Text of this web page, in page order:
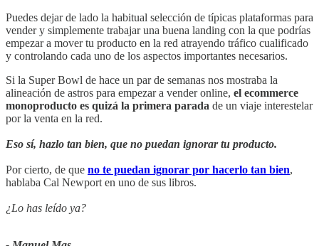
Puedes dejar de lado la habitual selección de típicas plataformas para
vender y simplemente trabajar una buena landing con la que podrías
empezar a mover tu producto en la red atrayendo tráfico cualificado
y controlando cada uno de los aspectos importantes necesarios.
Si la Super Bowl de hace un par de semanas nos mostraba la
alineación de astros para empezar a vender online, el ecommerce
monoproducto es quizá la primera parada de un viaje interestelar
por la venta en la red.
Eso sí, hazlo tan bien, que no puedan ignorar tu producto.
Por cierto, de que no te puedan ignorar por hacerlo tan bien,
hablaba Cal Newport en uno de sus libros.
¿Lo has leído ya?